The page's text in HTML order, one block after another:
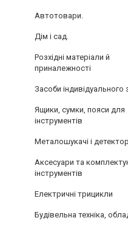
Автотовари.
Дім і сад.
Розхідні матеріали й
приналежності
Засоби індивідуального
Ящики, сумки, пояси для
інструментів
Металошукачі і
Аксесуари та
інструментів
Електричні трицикли
Будівельна техніка,